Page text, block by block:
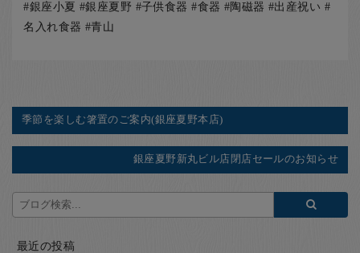
#銀座小夏 #銀座夏野 #子供食器 #食器 #陶磁器 #出産祝い #
名入れ食器 #青山
季節を楽しむ箸置のご案内(銀座夏野本店)
銀座夏野新丸ビル店閉店セールのお知らせ
最近の投稿